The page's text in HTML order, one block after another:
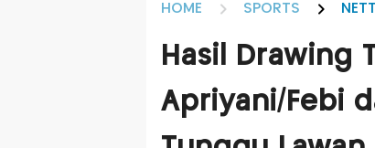
HOME SPORTS
Hasil Drawing
Apriyani/Febi